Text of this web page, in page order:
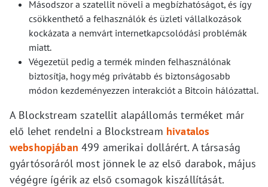
Másodszor a szatellit növeli a megbízhatóságot, és így
csökkenthető a felhasználók és üzleti vállalkozások
kockázata a nemvárt internetkapcsolódási problémák
miatt.
Végezetül pedig a termék minden felhasználónak
biztosítja, hogy még privátabb és biztonságosabb
módon kezdeményezzen interakciót a Bitcoin hálózattal.
A Blockstream szatellit alapállomás terméket már
elő lehet rendelni a Blockstream hivatalos
webshopjában 499 amerikai dollárért. A társaság
gyártósoráról most jönnek le az első darabok, május
végégre ígérik az első csomagok kiszállítását.